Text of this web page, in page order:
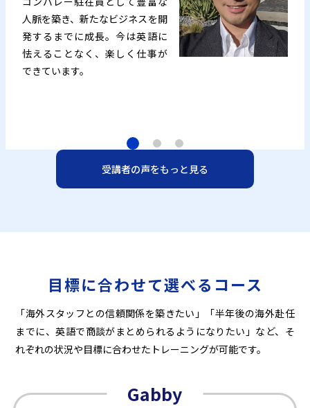
人脈を築き、新たなビジネスを開
発するまでに成長。今は英語に
怯えることなく、楽しく仕事が
できています。
受講者の声をもっと見る
目標に合わせて選べるコース
「海外スタッフとの信頼関係を築きたい」「半年後の海外赴任
までに、英語で商談がまとめられるようになりたい」など、そ
れぞれの状況や目標に合わせたトレーニングが可能です。
Gabby